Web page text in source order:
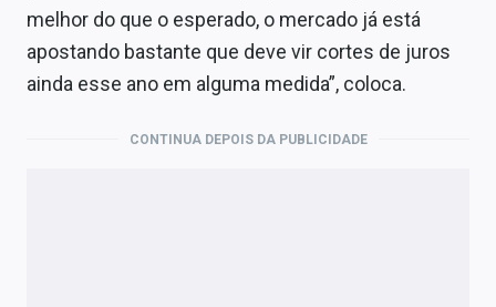
melhor do que o esperado, o mercado já está
apostando bastante que deve vir cortes de juros
ainda esse ano em alguma medida”, coloca.
CONTINUA DEPOIS DA PUBLICIDADE